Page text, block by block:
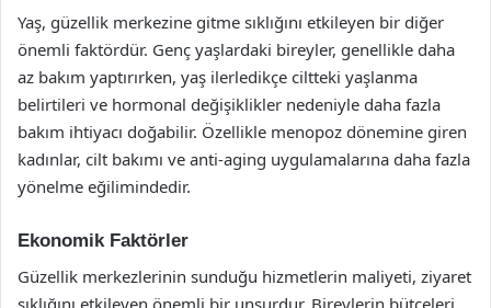
Yaş, güzellik merkezine gitme sıklığını etkileyen bir diğer
önemli faktördür. Genç yaşlardaki bireyler, genellikle daha
az bakım yaptırırken, yaş ilerledikçe ciltteki yaşlanma
belirtileri ve hormonal değişiklikler nedeniyle daha fazla
bakım ihtiyacı doğabilir. Özellikle menopoz dönemine giren
kadınlar, cilt bakımı ve anti-aging uygulamalarına daha fazla
yönelme eğilimindedir.
Ekonomik Faktörler
Güzellik merkezlerinin sunduğu hizmetlerin maliyeti, ziyaret
sıklığını etkileyen önemli bir unsurdur. Bireylerin bütçeleri,